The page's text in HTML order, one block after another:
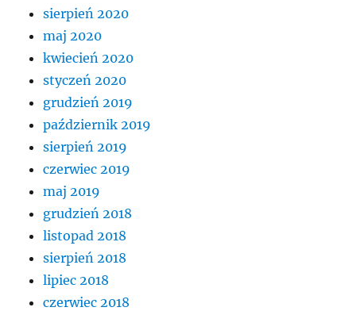
sierpień 2020
maj 2020
kwiecień 2020
styczeń 2020
grudzień 2019
październik 2019
sierpień 2019
czerwiec 2019
maj 2019
grudzień 2018
listopad 2018
sierpień 2018
lipiec 2018
czerwiec 2018